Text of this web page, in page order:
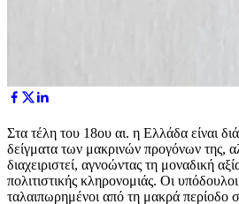
Στα τέλη του 18ου αι. η Ελλάδα είναι
δείγματα των μακρινών προγόνων της,
διαχειριστεί, αγνοώντας τη μοναδική
πολιτιστικής κληρονομιάς. Οι
ταλαιπωρημένοι από τη μακρά περίοδο